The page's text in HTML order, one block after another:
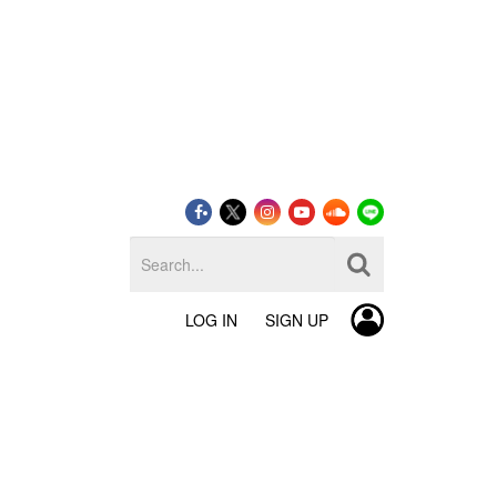
LOG IN SIGN UP